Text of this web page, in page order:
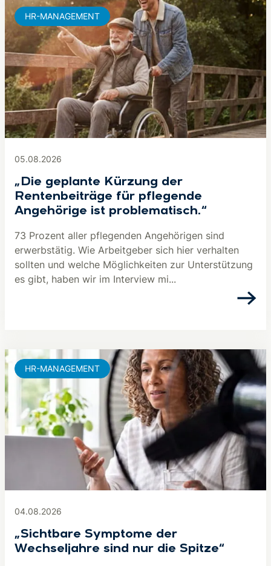
05.08.2026
„Die geplante Kürzung der
Rentenbeiträge für pflegende
Angehörige ist problematisch.“
73 Prozent aller pflegenden Angehörigen sind
erwerbstätig. Wie Arbeitgeber sich hier verhalten
sollten und welche Möglichkeiten zur Unterstützung
es gibt, haben wir im Interview mi...
HR-MANAGEMENT
04.08.2026
„Sichtbare Symptome der
Wechseljahre sind nur die Spitze“
HR-MANAGEMENT